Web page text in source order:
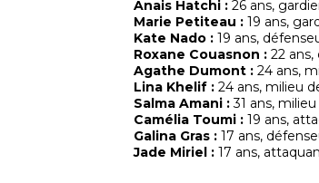
Anais Hatchi : 26 ans,
Marie Petiteau : 19 ans,
Kate Nado : 19 ans,
Roxane Couasnon : 22
Agathe Dumont : 24 ans,
Lina Khelif : 24 ans, milieu
Salma Amani :31 ans,
Camélia Toumi : 19 ans,
Galina Gras : 17 ans,
Jade Miriel : 17 ans,